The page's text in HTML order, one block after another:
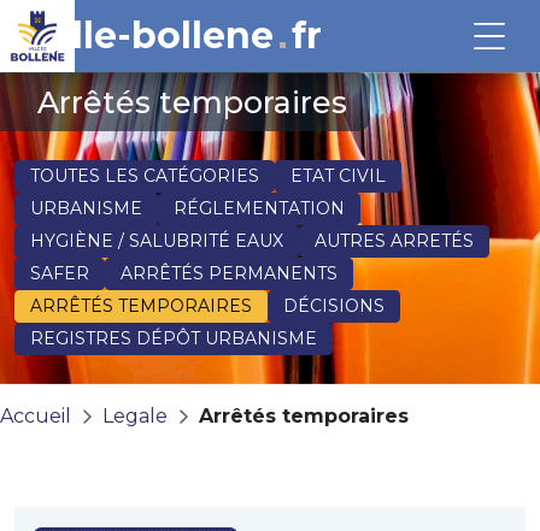
ville-bollene fr
Arrêtés temporaires
TOUTES LES CATÉGORIES
ETAT CIVIL
URBANISME
RÉGLEMENTATION
HYGIÈNE / SALUBRITÉ EAUX
AUTRES ARRETÉS
SAFER
ARRÊTÉS PERMANENTS
ARRÊTÉS TEMPORAIRES
DÉCISIONS
REGISTRES DÉPÔT URBANISME
Accueil Legale Arrêtés temporaires